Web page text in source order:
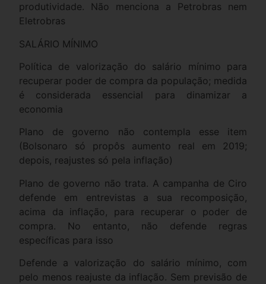
produtividade. Não menciona a Petrobras nem
Eletrobras
SALÁRIO MÍNIMO
Política de valorização do salário mínimo para
recuperar poder de compra da população; medida
é considerada essencial para dinamizar a
economia
Plano de governo não contempla esse item
(Bolsonaro só propôs aumento real em 2019;
depois, reajustes só pela inflação)
Plano de governo não trata. A campanha de Ciro
defende em entrevistas a sua recomposição,
acima da inflação, para recuperar o poder de
compra. No entanto, não defende regras
específicas para isso
Defende a valorização do salário mínimo, com
pelo menos reajuste da inflação. Sem previsão de